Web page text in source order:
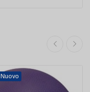
Nuovo